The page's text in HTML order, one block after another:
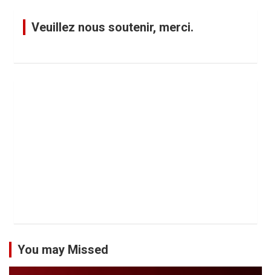
Veuillez nous soutenir, merci.
You may Missed